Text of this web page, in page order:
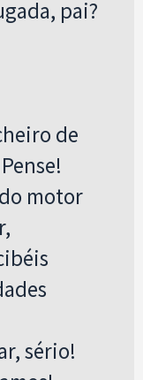
pai?
de
motor
sério!